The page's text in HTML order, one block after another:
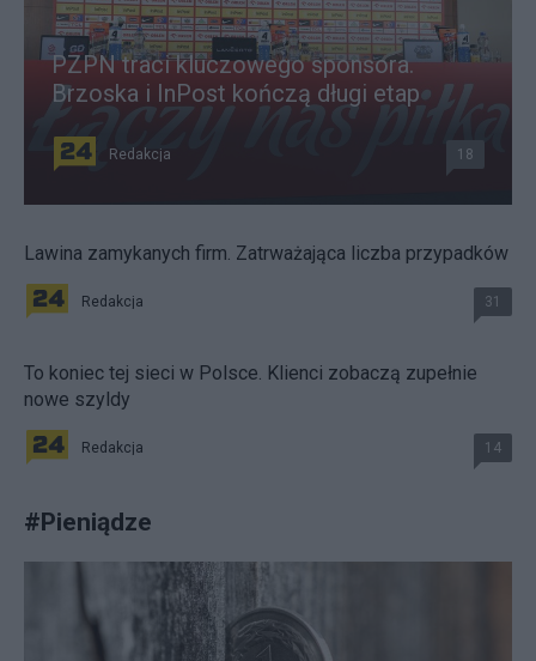
PZPN traci kluczowego sponsora.
Brzoska i InPost kończą długi etap
Redakcja 18
Lawina zamykanych firm. Zatrważająca liczba przypadków
Redakcja 31
To koniec tej sieci w Polsce. Klienci zobaczą zupełnie
nowe szyldy
Redakcja 14
#Pieniądze